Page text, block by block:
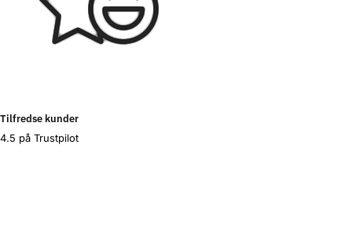
Tilfredse kunder
4.5 på Trustpilot